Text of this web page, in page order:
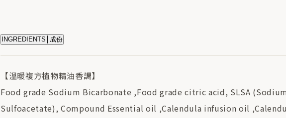
INGREDIENTS│成份
【溫暖複方植物精油香調】
Food grade Sodium Bicarbonate ,Food grade citric acid, SLSA
Sulfoacetate), Compound Essential oil ,Calendula infusion oil